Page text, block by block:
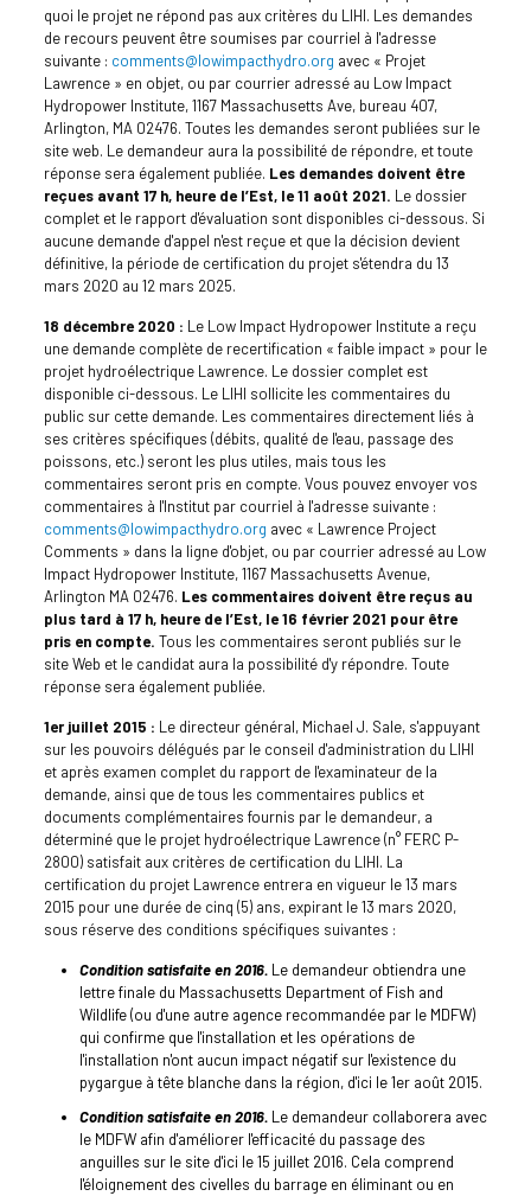
quoi le projet ne répond pas aux critères du LIHI. Les demandes
de recours peuvent être soumises par courriel à l'adresse
suivante : comments@lowimpacthydro.org avec « Projet
Lawrence » en objet, ou par courrier adressé au Low Impact
Hydropower Institute, 1167 Massachusetts Ave, bureau 407,
Arlington, MA 02476. Toutes les demandes seront publiées sur le
site web. Le demandeur aura la possibilité de répondre, et toute
réponse sera également publiée. Les demandes doivent être
reçues avant 17 h, heure de l’Est, le 11 août 2021. Le dossier
complet et le rapport d'évaluation sont disponibles ci-dessous. Si
aucune demande d'appel n'est reçue et que la décision devient
définitive, la période de certification du projet s'étendra du 13
mars 2020 au 12 mars 2025.
18 décembre 2020 : Le Low Impact Hydropower Institute a reçu
une demande complète de recertification « faible impact » pour le
projet hydroélectrique Lawrence. Le dossier complet est
disponible ci-dessous. Le LIHI sollicite les commentaires du
public sur cette demande. Les commentaires directement liés à
ses critères spécifiques (débits, qualité de l'eau, passage des
poissons, etc.) seront les plus utiles, mais tous les
commentaires seront pris en compte. Vous pouvez envoyer vos
commentaires à l'Institut par courriel à l'adresse suivante :
comments@lowimpacthydro.org avec « Lawrence Project
Comments » dans la ligne d'objet, ou par courrier adressé au Low
Impact Hydropower Institute, 1167 Massachusetts Avenue,
Arlington MA 02476. Les commentaires doivent être reçus au
plus tard à 17 h, heure de l’Est, le 16 février 2021 pour être
pris en compte. Tous les commentaires seront publiés sur le
site Web et le candidat aura la possibilité d'y répondre. Toute
réponse sera également publiée.
1er juillet 2015 : Le directeur général, Michael J. Sale, s'appuyant
sur les pouvoirs délégués par le conseil d'administration du LIHI
et après examen complet du rapport de l'examinateur de la
demande, ainsi que de tous les commentaires publics et
documents complémentaires fournis par le demandeur, a
déterminé que le projet hydroélectrique Lawrence (n° FERC P-
2800) satisfait aux critères de certification du LIHI. La
certification du projet Lawrence entrera en vigueur le 13 mars
2015 pour une durée de cinq (5) ans, expirant le 13 mars 2020,
sous réserve des conditions spécifiques suivantes :
Condition satisfaite en 2016.Le demandeur obtiendra une
lettre finale du Massachusetts Department of Fish and
Wildlife (ou d'une autre agence recommandée par le MDFW)
qui confirme que l'installation et les opérations de
l'installation n'ont aucun impact négatif sur l'existence du
pygargue à tête blanche dans la région, d'ici le 1er août 2015.
Condition satisfaite en 2016. Le demandeur collaborera avec
le MDFW afin d'améliorer l'efficacité du passage des
anguilles sur le site d'ici le 15 juillet 2016. Cela comprend
l'éloignement des civelles du barrage en éliminant ou en